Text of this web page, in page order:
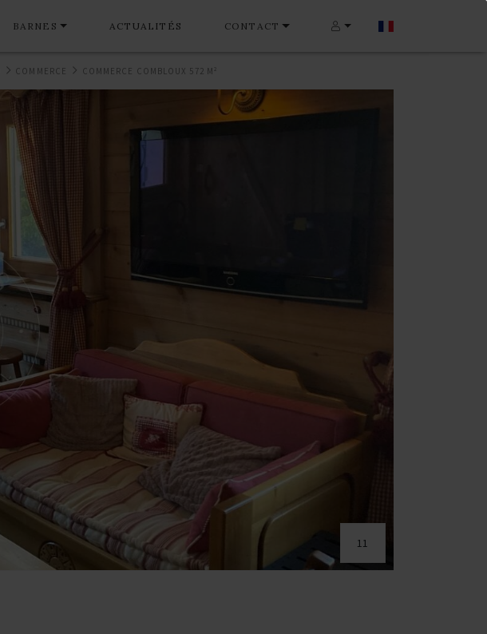
BARNES ACTUALITÉS CONTACT
COMMERCE COMMERCE COMBLOUX 572 M²
11